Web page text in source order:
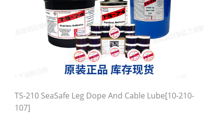
TS-210 SeaSafe Leg Dope And Cable Lube[10-210-
107]